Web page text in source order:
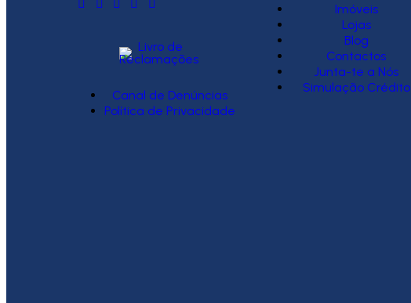
Canal de Denúncias
Política de Privacidade
Imóveis
Lojas
Blog
Contactos
Junta-te a Nós
Simulação Crédito